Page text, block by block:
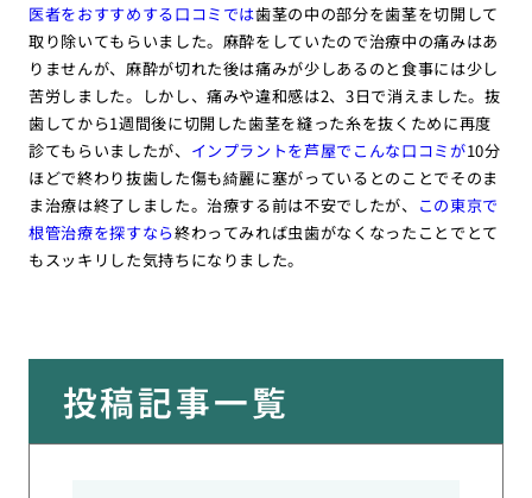
医者をおすすめする口コミでは歯茎の中の部分を歯茎を切開して
取り除いてもらいました。麻酔をしていたので治療中の痛みはあ
りませんが、麻酔が切れた後は痛みが少しあるのと食事には少し
苦労しました。しかし、痛みや違和感は2、3日で消えました。抜
歯してから1週間後に切開した歯茎を縫った糸を抜くために再度
診てもらいましたが、 インプラントを芦屋でこんな口コミが10分
ほどで終わり抜歯した傷も綺麗に塞がっているとのことでそのま
ま治療は終了しました。治療する前は不安でしたが、 この東京で
根管治療を探すなら終わってみれば虫歯がなくなったことでとて
もスッキリした気持ちになりました。
投稿記事一覧